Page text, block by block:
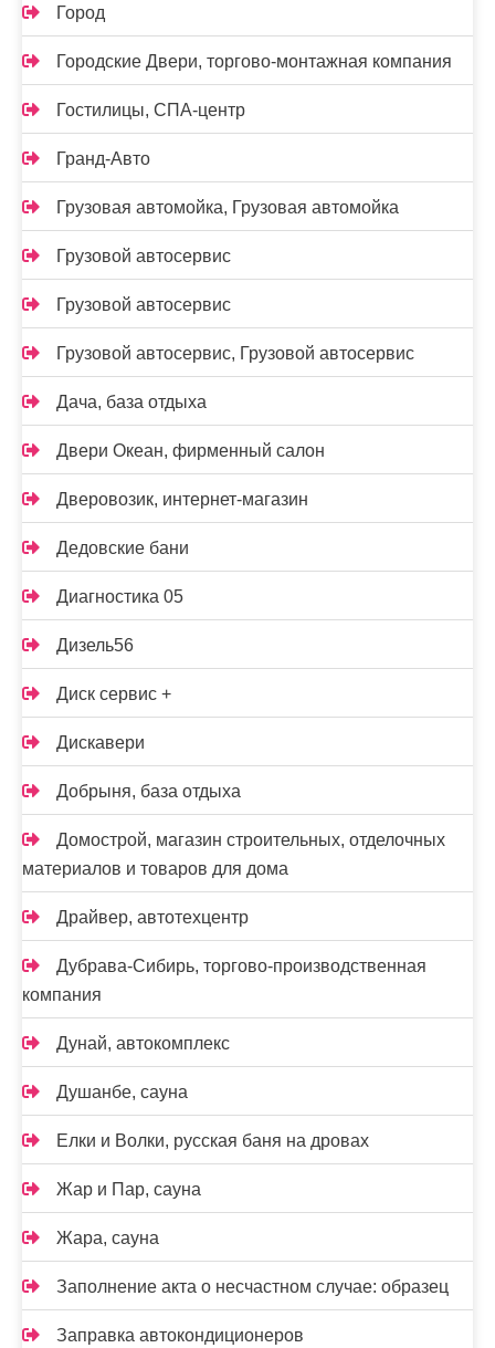
Город
Городские Двери, торгово-монтажная компания
Гостилицы, СПА-центр
Гранд-Авто
Грузовая автомойка, Грузовая автомойка
Грузовой автосервис
Грузовой автосервис
Грузовой автосервис, Грузовой автосервис
Дача, база отдыха
Двери Океан, фирменный салон
Дверовозик, интернет-магазин
Дедовские бани
Диагностика 05
Дизель56
Диск сервис +
Дискавери
Добрыня, база отдыха
Домострой, магазин строительных, отделочных
материалов и товаров для дома
Драйвер, автотехцентр
Дубрава-Сибирь, торгово-производственная
компания
Дунай, автокомплекс
Душанбе, сауна
Елки и Волки, русская баня на дровах
Жар и Пар, сауна
Жара, сауна
Заполнение акта о несчастном случае: образец
Заправка автокондиционеров